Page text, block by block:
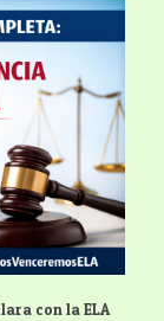
con la ELA